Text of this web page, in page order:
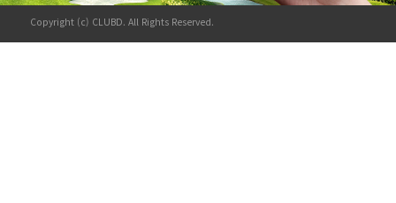
Copyright (c) CLUBD. All Rights Reserved.